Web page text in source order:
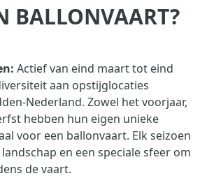
BALLONVAART?
Actief van eind maart tot eind
aan opstijglocaties
Nederland. Zowel het voorjaar,
hebben hun eigen unieke
voor een ballonvaart. Elk seizoen
en een speciale sfeer om
de vaart.